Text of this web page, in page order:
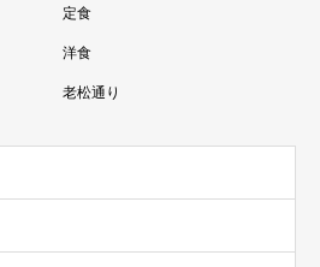
定食
洋食
老松通り